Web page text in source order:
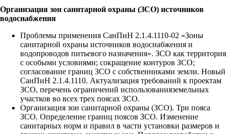
Организация зон санитарной охраны (ЗСО) источников
водоснабжения
Проблемы применения СанПиН 2.1.4.1110-02 «Зоны
санитарной охраны источников водоснабжения и
водопроводов питьевого назначения». ЗСО как территория
с особыми условиями; сокращение контуров ЗСО;
согласование границ ЗСО с собственниками земли. Новый
СанПиН 2.1.4.1110. Актуализация требований к проектам
ЗСО, перечень ограничений использованияземельных
участков во всех трех поясах ЗСО.
Организация зон санитарной охраны (ЗСО). Три пояса
ЗСО. Определение границ поясов ЗСО. Изменение
санитарных норм и правил в части установки размеров и